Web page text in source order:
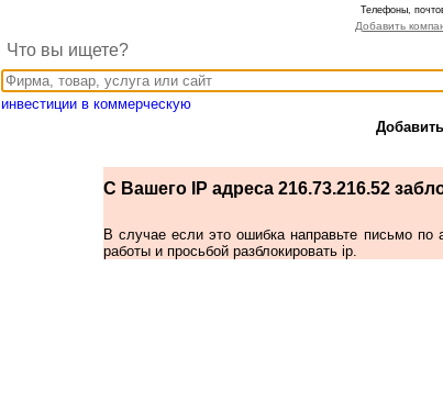
Телефоны,
Добавить
Что вы ищете?
инвестиции в коммерческую
Добавить
С Вашего IP адреса 216.73.216.52
В случае если это ошибка направьте письмо по
работы и просьбой разблокировать ip.